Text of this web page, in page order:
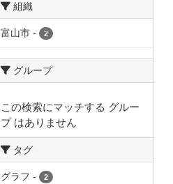
組織
富山市 - 2
グループ
この検索にマッチする グルー
プ はありません
タグ
グラフ - 2